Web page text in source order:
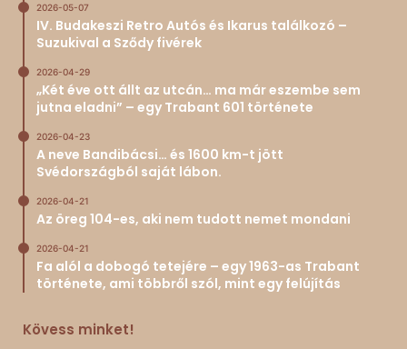
2026-05-07
IV. Budakeszi Retro Autós és Ikarus találkozó –
Suzukival a Sződy fivérek
2026-04-29
„Két éve ott állt az utcán… ma már eszembe sem
jutna eladni” – egy Trabant 601 története
2026-04-23
A neve Bandibácsi… és 1600 km-t jött
Svédországból saját lábon.
2026-04-21
Az öreg 104-es, aki nem tudott nemet mondani
2026-04-21
Fa alól a dobogó tetejére – egy 1963-as Trabant
története, ami többről szól, mint egy felújítás
Kövess minket!